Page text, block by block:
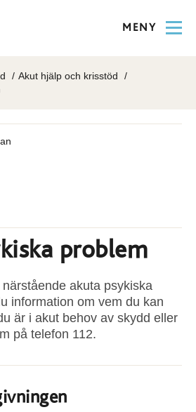
MENY
Akut hjälp och krisstöd
problem
akuta psykiska
information om vem du kan
är i akut behov av skydd eller
på telefon 112.